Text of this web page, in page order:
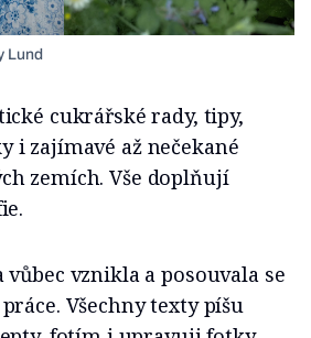
Lund
cukrářské rady, tipy,
i zajímavé až nečekané
zemích. Vše doplňují
vůbec vznikla a posouvala se
Všechny texty píšu